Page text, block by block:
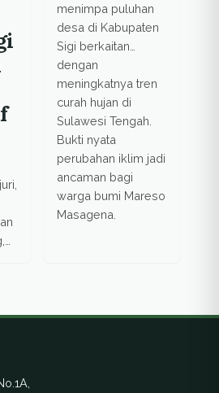
menimpa puluhan
desa di Kabupaten
Sigi berkaitan
dengan
meningkatnya tren
curah hujan di
Sulawesi Tengah.
Bukti nyata
perubahan iklim jadi
ancaman bagi
warga bumi Mareso
Masagena.